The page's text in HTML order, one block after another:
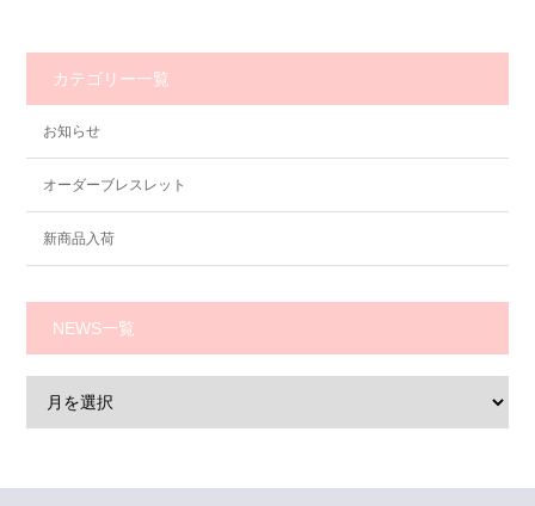
カテゴリー一覧
お知らせ
オーダーブレスレット
新商品入荷
NEWS一覧